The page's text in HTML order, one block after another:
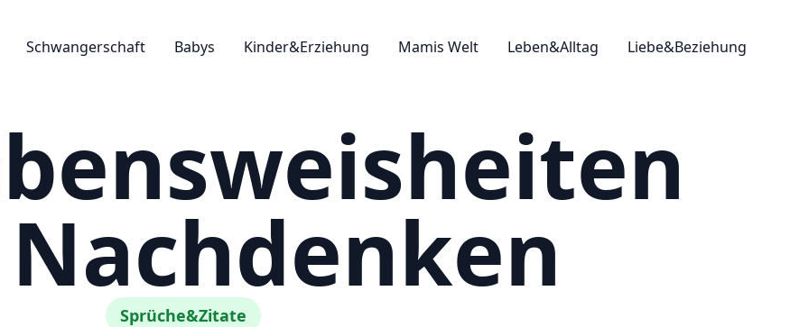
Schwangerschaft Babys Kinder&Erziehung Mamis Welt Leben&Alltag Liebe&Beziehung
Sprüche&Zitate